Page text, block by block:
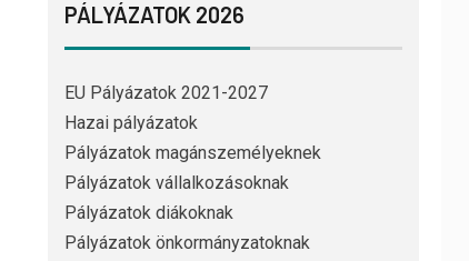
PÁLYÁZATOK 2026
EU Pályázatok 2021-2027
Hazai pályázatok
Pályázatok magánszemélyeknek
Pályázatok vállalkozásoknak
Pályázatok diákoknak
Pályázatok önkormányzatoknak